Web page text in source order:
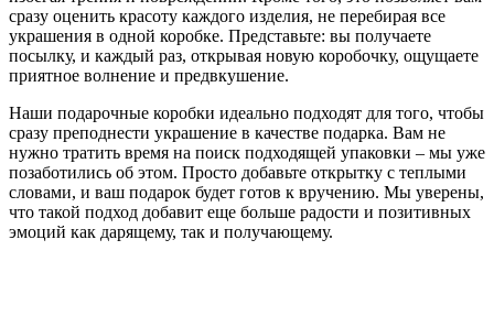
сразу оценить красоту каждого изделия, не перебирая все
украшения в одной коробке. Представьте: вы получаете
посылку, и каждый раз, открывая новую коробочку, ощущаете
приятное волнение и предвкушение.
Наши подарочные коробки идеально подходят для того, чтобы
сразу преподнести украшение в качестве подарка. Вам не
нужно тратить время на поиск подходящей упаковки – мы уже
позаботились об этом. Просто добавьте открытку с теплыми
словами, и ваш подарок будет готов к вручению. Мы уверены,
что такой подход добавит еще больше радости и позитивных
эмоций как дарящему, так и получающему.